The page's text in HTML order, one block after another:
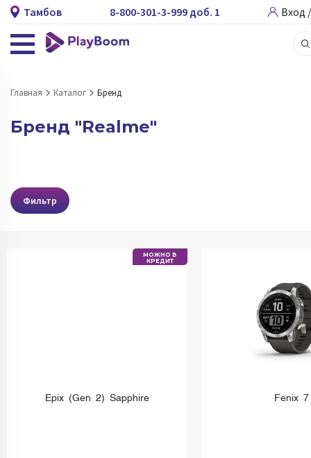
Тамбов 8-800-301-3-999 доб. 1 Вход
Главная Каталог Бренд
Бренд "Realme"
Фильтр
МОЖНО В
КРЕДИТ
Epix (Gen 2) Sapphire Fenix 7